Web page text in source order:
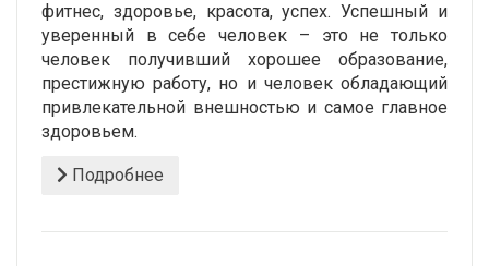
фитнес, здоровье, красота, успех. Успешный и
уверенный в себе человек – это не только
человек получивший хорошее образование,
престижную работу, но и человек обладающий
привлекательной внешностью и самое главное
здоровьем.
Подробнее